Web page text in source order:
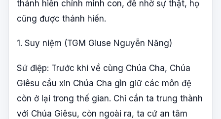
thánh hiến chính mình con, để nhờ sự thật, họ
cũng được thánh hiến.
1. Suy niệm (TGM Giuse Nguyễn Năng)
Sứ điệp: Trước khi về cùng Chúa Cha, Chúa
Giêsu cầu xin Chúa Cha gìn giữ các môn đệ
còn ở lại trong thế gian. Chỉ cần ta trung thành
với Chúa Giêsu, còn ngoài ra, ta cứ an tâm